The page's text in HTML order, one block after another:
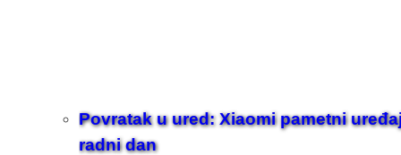
Povratak u ured: Xiaomi pametni
radni dan